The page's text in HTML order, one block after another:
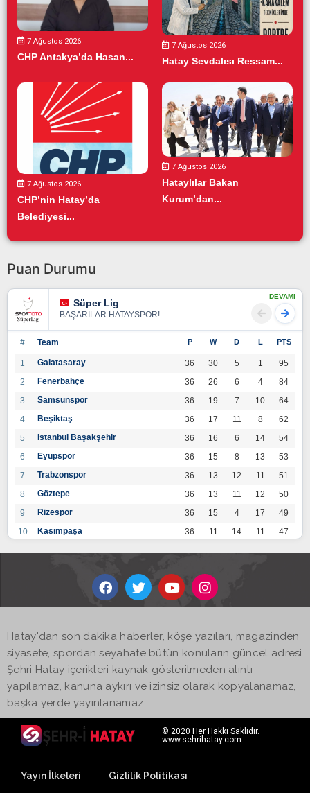
7 Ağustos 2026
CHP Antakya’da Hasan...
7 Ağustos 2026
Hatay Sevdalısı Ressam...
7 Ağustos 2026
CHP’nin Hatay’da
Belediyesi...
7 Ağustos 2026
Hataylılar Bakan
Kurum’dan...
Puan Durumu
Süper Lig
BAŞARILAR HATAYSPOR!
DEVAMI
# Team P W D L PTS
1 Galatasaray 36 30 5 1
95
2
Fenerbahçe 36 26 6 4
84
3
Samsunspor 36 19 7 10
64
4
Beşiktaş 36 17 11 8
62
5
İstanbul Başakşehir 36 16 6 14
54
6
Eyüpspor 36 15 8 13
53
7
Trabzonspor 36 13 12 11
51
8
Göztepe 36 13 11 12
50
9
Rizespor 36 15 4 17
49
10
Kasımpaşa 36 11 14 11
47
36 12
14
Kayserispor 36 11 12 13
45
17
Hatayspor 36
19
Adana Demirspor
Hatay'dan son dakika haberler, köşe yazıları, magazinden
siyasete, spordan seyahate bütün konuların güncel adresi
Şehri Hatay içerikleri kaynak gösterilmeden alıntı
yapılamaz, kanuna aykırı ve izinsiz olarak kopyalanamaz,
başka yerde yayınlanamaz.
© 2020 Her Hakkı Saklıdır.
www.sehrihatay.com
Yayın İlkeleri Gizlilik Politikası